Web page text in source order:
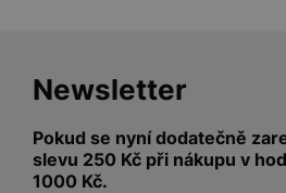
Newsletter
Pokud se nyní dodatečně
slevu 250 Kč při nákupu v
1000 Kč.